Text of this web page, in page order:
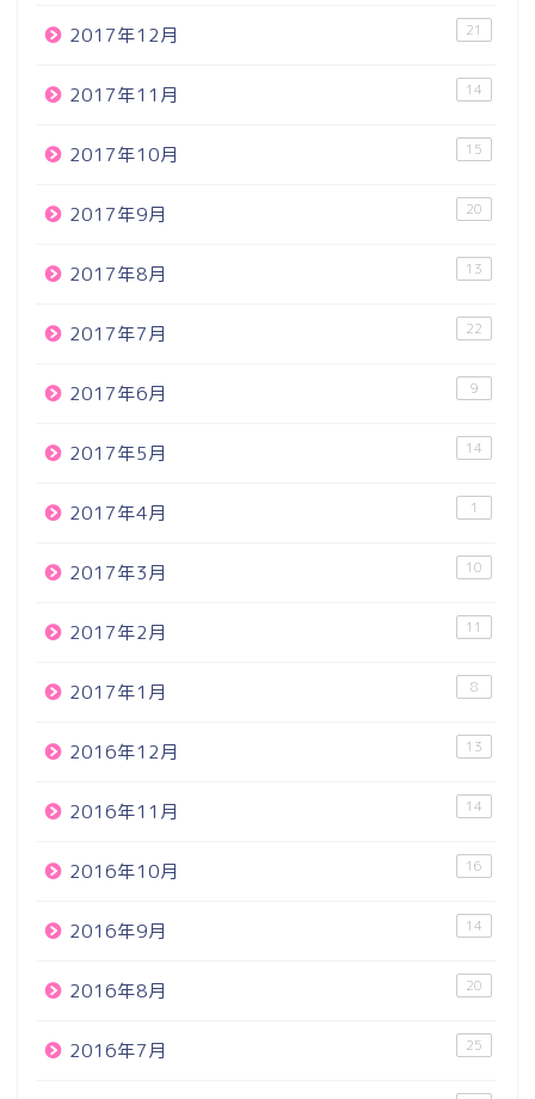
2017年12月 21
2017年11月 14
2017年10月 15
2017年9月 20
2017年8月 13
2017年7月 22
2017年6月 9
2017年5月 14
2017年4月 1
2017年3月 10
2017年2月 11
2017年1月 8
2016年12月 13
2016年11月 14
2016年10月 16
2016年9月 14
2016年8月 20
2016年7月 25